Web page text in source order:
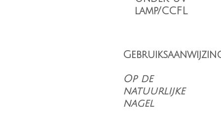
lamp/CCFL
Op de
natuurlijke
nagel